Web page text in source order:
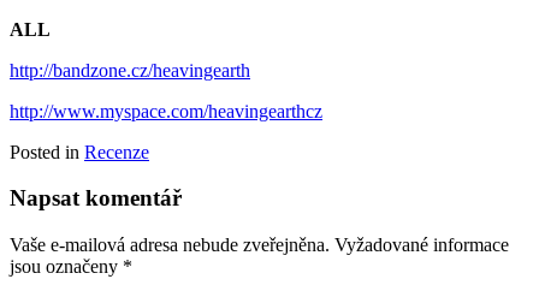
ALL
http://bandzone.cz/heavingearth
http://www.myspace.com/heavingearthcz
Posted in Recenze
Napsat komentář
Vaše e-mailová adresa nebude zveřejněna. Vyžadované informace
jsou označeny *